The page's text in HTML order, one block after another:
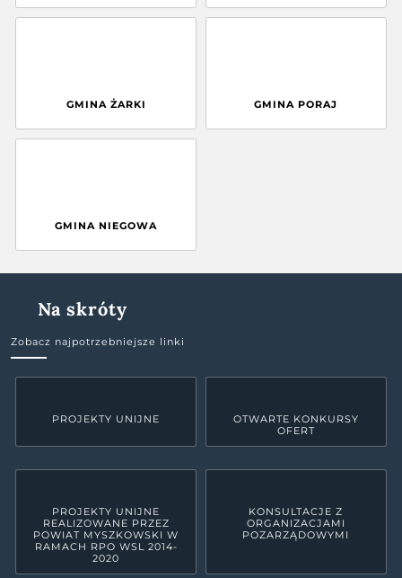
GMINA ŻARKI GMINA PORAJ
GMINA NIEGOWA
Na skróty
Zobacz najpotrzebniejsze linki
PROJEKTY UNIJNE
OTWARTE KONKURSY
OFERT
PROJEKTY UNIJNE
REALIZOWANE PRZEZ
POWIAT MYSZKOWSKI W
RAMACH RPO WSL 2014-
2020
KONSULTACJE Z
ORGANIZACJAMI
POZARZĄDOWYMI